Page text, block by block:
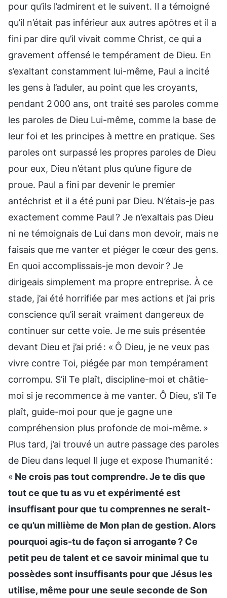
pour qu’ils l’admirent et le suivent. Il a témoigné
qu’il n’était pas inférieur aux autres apôtres et il a
fini par dire qu’il vivait comme Christ, ce qui a
gravement offensé le tempérament de Dieu. En
s’exaltant constamment lui-même, Paul a incité
les gens à l’aduler, au point que les croyants,
pendant 2 000 ans, ont traité ses paroles comme
les paroles de Dieu Lui-même, comme la base de
leur foi et les principes à mettre en pratique. Ses
paroles ont surpassé les propres paroles de Dieu
pour eux, Dieu n’étant plus qu’une figure de
proue. Paul a fini par devenir le premier
antéchrist et il a été puni par Dieu. N’étais-je pas
exactement comme Paul ? Je n’exaltais pas Dieu
ni ne témoignais de Lui dans mon devoir, mais ne
faisais que me vanter et piéger le cœur des gens.
En quoi accomplissais-je mon devoir ? Je
dirigeais simplement ma propre entreprise. À ce
stade, j’ai été horrifiée par mes actions et j’ai pris
conscience qu’il serait vraiment dangereux de
continuer sur cette voie. Je me suis présentée
devant Dieu et j’ai prié : « Ô Dieu, je ne veux pas
vivre contre Toi, piégée par mon tempérament
corrompu. S’il Te plaît, discipline-moi et châtie-
moi si je recommence à me vanter. Ô Dieu, s’il Te
plaît, guide-moi pour que je gagne une
compréhension plus profonde de moi-même. »
Plus tard, j’ai trouvé un autre passage des paroles
de Dieu dans lequel Il juge et expose l’humanité :
« Ne crois pas tout comprendre. Je te dis que
tout ce que tu as vu et expérimenté est
insuffisant pour que tu comprennes ne serait-
ce qu’un millième de Mon plan de gestion. Alors
pourquoi agis-tu de façon si arrogante ? Ce
petit peu de talent et ce savoir minimal que tu
possèdes sont insuffisants pour que Jésus les
utilise, même pour une seule seconde de Son